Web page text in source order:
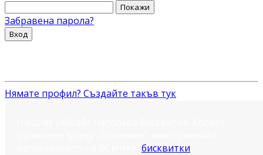
Покажи
Забравена парола?
Вход
Нямате профил? Създайте такъв тук
бисквитки